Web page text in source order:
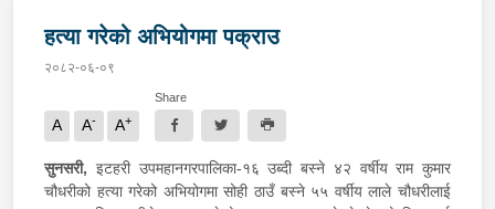
हत्या गरेको अभियोगमा पक्राउ
२०८२-०६-०९
A A- A+
Share
सुनसरी, इटहरी उपमहानगरपालिका-१६ उब्दी बस्ने ४२ वर्षीय राम कुमार
चौधरीको हत्या गरेको अभियोगमा सोही ठाउँ बस्ने ५५ वर्षीय लाले चौधरीलाई